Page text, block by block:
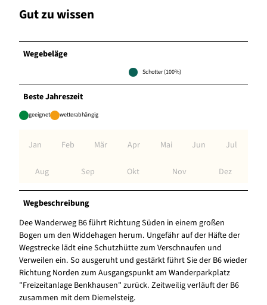
Gut zu wissen
Wegebeläge
Schotter (100%)
Beste Jahreszeit
geeignet wetterabhängig
Jan Feb Mär Apr Mai Jun Jul
Aug Sep Okt Nov Dez
Wegbeschreibung
Dee Wanderweg B6 führt Richtung Süden in einem großen
Bogen um den Widdehagen herum. Ungefähr auf der Häfte der
Wegstrecke lädt eine Schutzhütte zum Verschnaufen und
Verweilen ein. So ausgeruht und gestärkt führt Sie der B6 wieder
Richtung Norden zum Ausgangspunkt am Wanderparkplatz
"Freizeitanlage Benkhausen" zurück. Zeitweilig verläuft der B6
zusammen mit dem Diemelsteig.